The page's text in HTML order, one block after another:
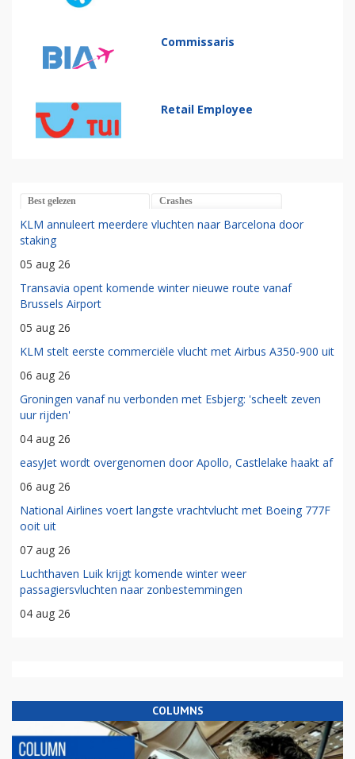
Commissaris
Retail Employee
Best gelezen Crashes
KLM annuleert meerdere vluchten naar Barcelona door
staking
05 aug 26
Transavia opent komende winter nieuwe route vanaf
Brussels Airport
05 aug 26
KLM stelt eerste commerciële vlucht met Airbus A350-900 uit
06 aug 26
Groningen vanaf nu verbonden met Esbjerg: 'scheelt zeven
uur rijden'
04 aug 26
easyJet wordt overgenomen door Apollo, Castlelake haakt af
06 aug 26
National Airlines voert langste vrachtvlucht met Boeing 777F
ooit uit
07 aug 26
Luchthaven Luik krijgt komende winter weer
passagiersvluchten naar zonbestemmingen
04 aug 26
COLUMNS